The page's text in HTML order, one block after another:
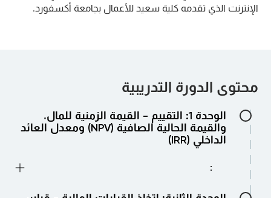
الإنترنت الذي تقدمه كلية سعيد للأعمال بجامعة أكسفورد.
محتوى الدورة التدريبية
الوحدة 1: التقييم - القيمة الزمنية للمال،
والقيمة الحالية الصافية (NPV) ومعدل العائد
الداخلي (IRR)
: